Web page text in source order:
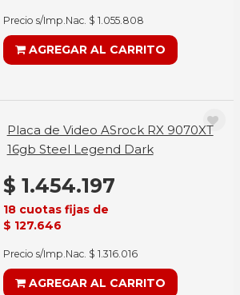
Precio s/Imp.Nac. $ 1.055.808
AGREGAR AL CARRITO
Placa de Video ASrock RX 9070XT
16gb Steel Legend Dark
$ 1.454.197
18 cuotas fijas de
$ 127.646
Precio s/Imp.Nac. $ 1.316.016
AGREGAR AL CARRITO